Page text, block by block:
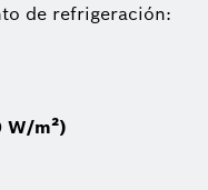
de refrigeración:
W/m²)